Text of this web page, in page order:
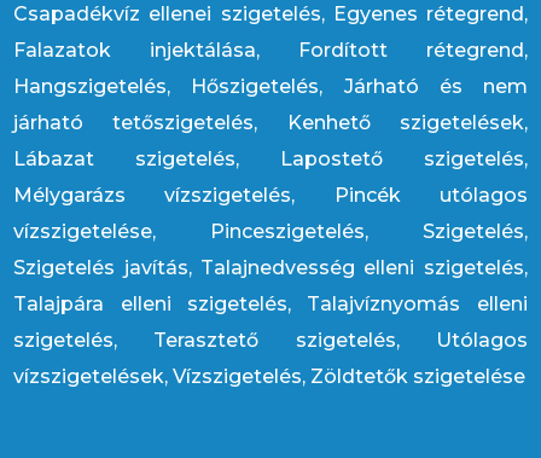
Csapadékvíz ellenei szigetelés, Egyenes rétegrend,
Falazatok injektálása, Fordított rétegrend,
Hangszigetelés, Hőszigetelés, Járható és nem
járható tetőszigetelés, Kenhető szigetelések,
Lábazat szigetelés, Lapostető szigetelés,
Mélygarázs vízszigetelés, Pincék utólagos
vízszigetelése, Pinceszigetelés, Szigetelés,
Szigetelés javítás, Talajnedvesség elleni szigetelés,
Talajpára elleni szigetelés, Talajvíznyomás elleni
szigetelés, Terasztető szigetelés, Utólagos
vízszigetelések, Vízszigetelés, Zöldtetők szigetelése